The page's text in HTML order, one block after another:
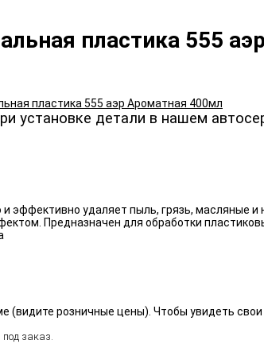
пластика 555
установке детали в нашем
и эффективно удаляет пыль, грязь, масляные
Предназначен для обработки
(видите розничные цены). Чтобы увидеть
заказ.